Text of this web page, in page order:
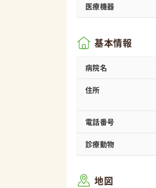
医療機器
基本情報
病院名
住所
電話番号
診療動物
地図